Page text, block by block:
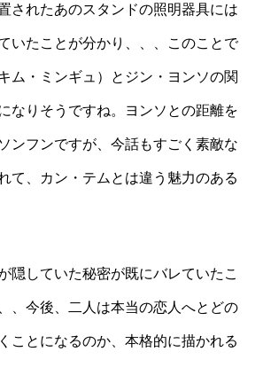
されたあのスタンドの照明器具には
いたことが分かり、、、このことで
ム・ミンギュ）とジン・ヨンソの関
なりそうですね。ヨンソとの距離を
ンフンですが、今話もすごく素敵な
て、カン・テムとは違う魅力のある
隠していた秘密が既にバレていたこ
、今後、二人は本当の恋人へとどの
ことになるのか、本格的に描かれる